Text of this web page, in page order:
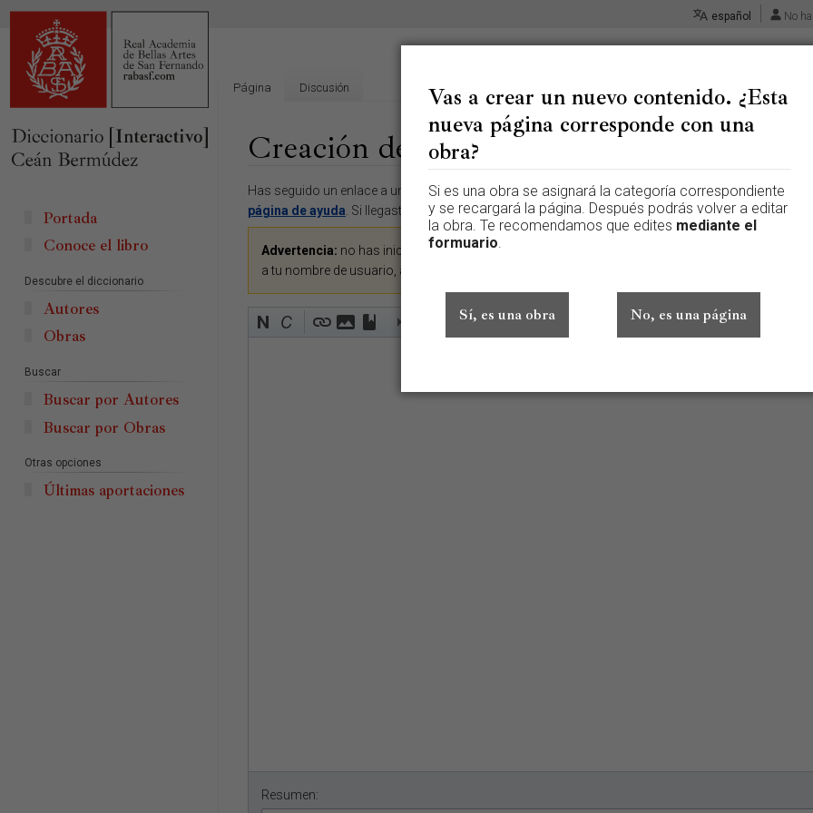
Creación de «Santa catalina de Sena
Ir
a
la
navegación
Ir
a
la
búsqueda
Has seguido un enlace a una página que aún no existe. Para crear esta página, escribe en el
página de ayuda. Si llegaste aquí por error, vuelve a la página anterior.
Advertencia: no has iniciado sesión. Tu dirección IP se hará pública si haces cualquier edición. Si
a tu nombre de usuario, además de otros beneficios.
Avanzado Caracteres especiales Ayuda
Resumen:
Vas a crear un nuevo contenido. ¿Esta
nueva página corresponde con una
obra?
Si es una obra se asignará la categoría correspondiente
y se recargará la página. Después podrás volver a editar
la obra. Te recomendamos que edites mediante el
formuario.
Sí, es una obra No, es una página
español No
Página Discusión
Portada
Conoce el libro
Descubre el diccionario
Autores
Obras
Buscar
Buscar por Autores
Buscar por Obras
Otras opciones
Últimas aportaciones